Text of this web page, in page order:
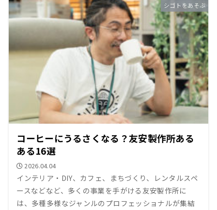
シゴトをあそぶ
コーヒーにうるさくなる？友安製作所ある
ある16選
2026.04.04
インテリア・DIY、カフェ、まちづくり、レンタルスペ
ースなどなど、多くの事業を手がける友安製作所に
は、多種多様なジャンルのプロフェッショナルが集結